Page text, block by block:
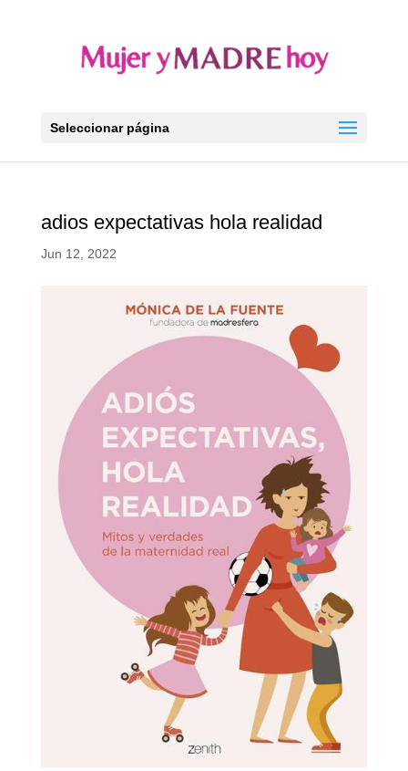
Seleccionar página
adios expectativas hola realidad
Jun 12, 2022